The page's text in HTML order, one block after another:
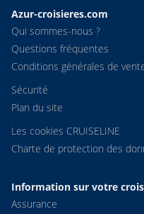
Azur-croisieres.com
Qui sommes-nous ?
Questions fréquentes
Conditions générales de
Sécurité
Plan du site
Les cookies CRUISELINE
Charte de protection des
Information sur votre
Assurance